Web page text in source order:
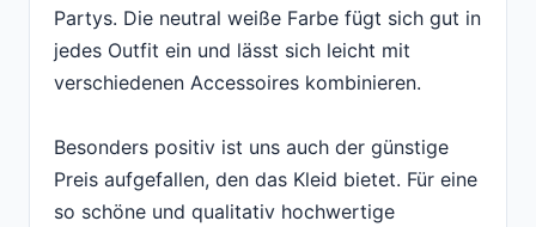
Partys. Die neutral weiße Farbe fügt sich gut in
jedes Outfit ein und lässt sich leicht mit
verschiedenen Accessoires kombinieren.
Besonders positiv ist uns auch der günstige
Preis aufgefallen, den das Kleid bietet. Für eine
so schöne und qualitativ hochwertige